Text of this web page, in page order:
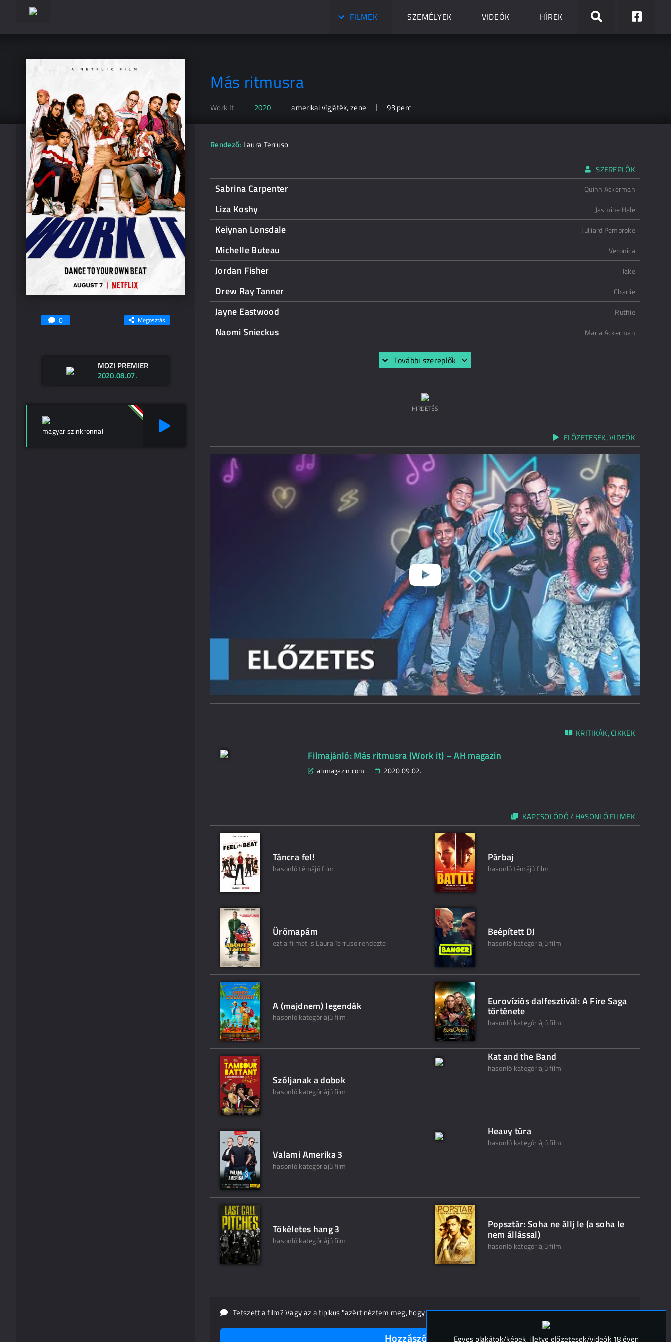
FILMEK SZEMÉLYEK VIDEÓK HÍREK
Más ritmusra
Work It 2020 amerikai vígjáték, zene 93 perc
0 Megosztás
MOZI PREMIER
2020.08.07.
magyar szinkronnal
Rendező: Laura Terruso
SZEREPLŐK
Sabrina Carpenter Quinn Ackerman
Liza Koshy Jasmine Hale
Keiynan Lonsdale Julliard Pembroke
Michelle Buteau Veronica
Jordan Fisher Jake
Drew Ray Tanner Charlie
Jayne Eastwood Ruthie
Naomi Snieckus Maria Ackerman
További szereplők
HIRDETÉS
ELŐZETESEK, VIDEÓK
KRITIKÁK, CIKKEK
Filmajánló: Más ritmusra (Work it) – AH magazin
ahmagazin.com 2020.09.02.
KAPCSOLÓDÓ / HASONLÓ FILMEK
Táncra fel!
hasonló témájú film
Párbaj
hasonló témájú film
Ürömapám
ezt a filmet is Laura Terruso rendezte
Beépített DJ
hasonló kategóriájú film
A (majdnem) legendák
hasonló kategóriájú film
Eurovíziós dalfesztivál: A Fire Saga
története
hasonló kategóriájú film
Szóljanak a dobok
hasonló kategóriájú film
Kat and the Band
hasonló kategóriájú film
Valami Amerika 3
hasonló kategóriájú film
Heavy túra
hasonló kategóriájú film
Tökéletes hang 3
hasonló kategóriájú film
Popsztár: Soha ne állj le (a soha le
nem állással)
hasonló kategóriájú film
Tetszett a film? Vagy az a tipikus "azért néztem meg, hogy másnak ne kelljen"? Mondd el másoknak is!
Hozzászólások (0)
Egyes plakátok/képek, illetve előzetesek/videók 18 éven